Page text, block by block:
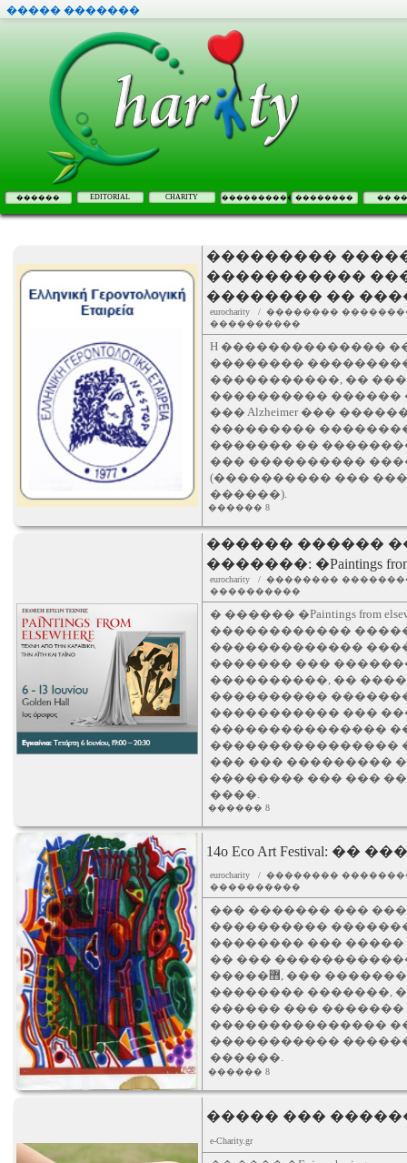
����� �������
������ EDITORIAL CHARITY ���������� �������� ��
���������
�����������
�������� ��
eurocharity / ��������
����������
H ��������������
��������
�����������, ��
���������� ������
��� Alzheimer ���
���������
������� ��
��� ����������
(���������� ���
������).
������ 8
������ ������
�������: �Paintings from
eurocharity / ��������
����������
� ������ �Paintings from
������������
�������������
������� ���
����������, ��
����������
����������� ���
���������������
����������������
��� ��� ���������
�������� ��� ���
����.
������ 8
14o Eco Art Festival:
eurocharity / ��������
����������
��� ������� ���
����������
�������� ���
�� ���
�����޻, ��� ����������� ������ ��� �����
�������� �������,
������ ��� �������
���������������
����������� ������
������.
������ 8
����� ���
e-Charity.gr